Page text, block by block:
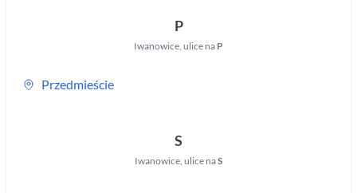
P
Iwanowice, ulice na P
Przedmieście
S
Iwanowice, ulice naS